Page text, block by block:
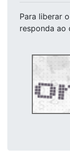
Para liberar
responda ao